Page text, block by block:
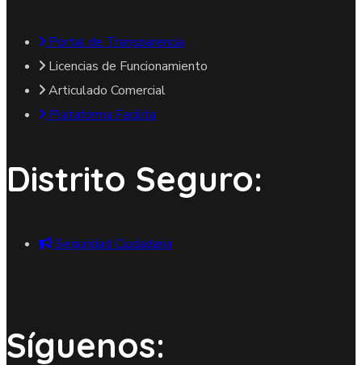
Portal de Transparencia
Licencias de Funcionamiento
Articulado Comercial
Plataforma Facilita
Distrito Seguro:
Seguridad Ciudadana
Síguenos: